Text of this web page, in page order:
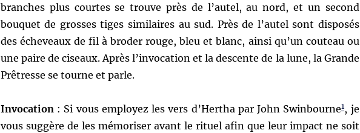
branches plus courtes se trouve près de l’autel, au nord, et un second
bouquet de grosses tiges similaires au sud. Près de l’autel sont disposés
des écheveaux de fil à broder rouge, bleu et blanc, ainsi qu’un couteau ou
une paire de ciseaux. Après l’invocation et la descente de la lune, la Grande
Prêtresse se tourne et parle.
Invocation: Si vous employez les vers d’Hertha par John Swinbourne1, je
vous suggère de les mémoriser avant le rituel afin que leur impact ne soit